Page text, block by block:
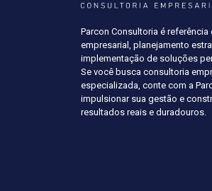
Parcon Consultoria é referência
empresarial, planejamento
implementação de soluções
Se você busca consultoria
especializada, conte com a
impulsionar sua gestão e
resultados reais e duradouros.